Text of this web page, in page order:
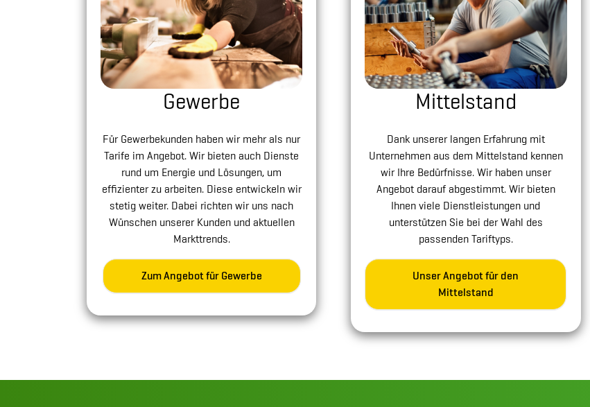
Gewerbe
Für Gewerbekunden haben wir mehr als nur
Tarife im Angebot. Wir bieten auch Dienste
rund um Energie und Lösungen, um
effizienter zu arbeiten. Diese entwickeln wir
stetig weiter. Dabei richten wir uns nach
Wünschen unserer Kunden und aktuellen
Markttrends.
Zum Angebot für Gewerbe
Mittelstand
Dank unserer langen Erfahrung mit
Unternehmen aus dem Mittelstand kennen
wir Ihre Bedürfnisse. Wir haben unser
Angebot darauf abgestimmt. Wir bieten
Ihnen viele Dienstleistungen und
unterstützen Sie bei der Wahl des
passenden Tariftyps.
Unser Angebot für den
Mittelstand